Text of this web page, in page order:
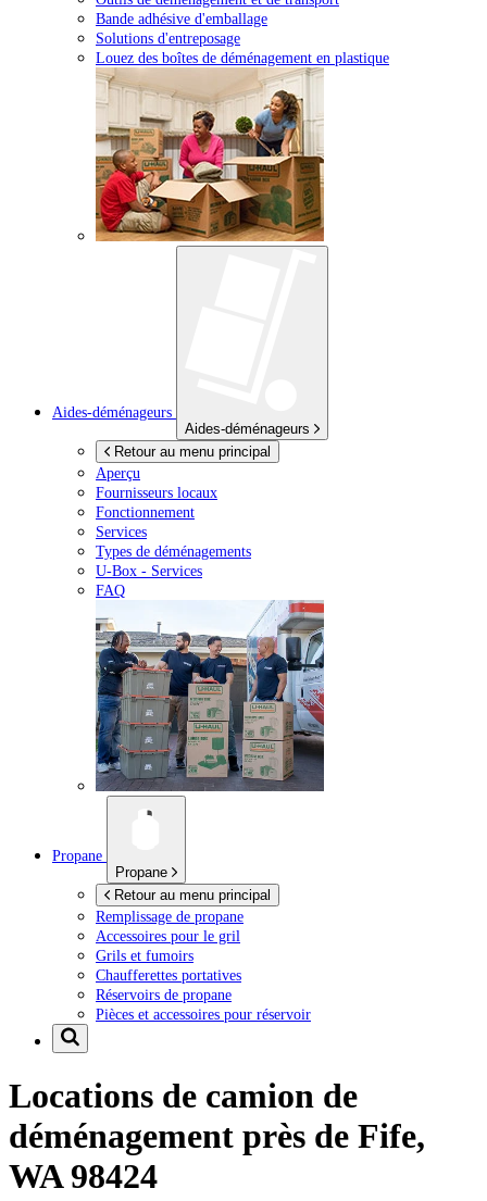
Bande adhésive d'emballage
Solutions d'entreposage
Louez des boîtes de déménagement en plastique
Aides-déménageurs
Aides-déménageurs
Retour au menu principal
Aperçu
Fournisseurs locaux
Fonctionnement
Services
Types de déménagements
U-Box - Services
FAQ
Propane
Propane
Retour au menu principal
Remplissage de propane
Accessoires pour le gril
Grils et fumoirs
Chaufferettes portatives
Réservoirs de propane
Pièces et accessoires pour réservoir
Locations de camion de
déménagement près de Fife,
WA 98424